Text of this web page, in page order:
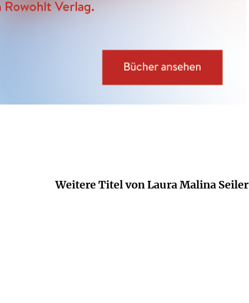
Weitere Titel von Laura Malina Seiler